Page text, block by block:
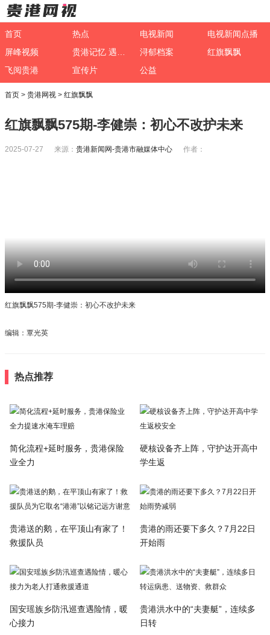
首页 热点 电视新闻
电视新闻点播
屏峰视频
浔郁档案
红旗飘飘
飞阅贵港
宣传片 公益
首页 > 贵港网视 > 红旗飘飘
红旗飘飘575期-李健崇：初心不改护未来
2025-07-27 来源： 贵港新闻网-贵港市融媒体中心 作者：
红旗飘飘575期-李健崇：初心不改护未来
编辑：覃光英
热点推荐
简化流程+延时服务，贵港保险
业全力
硬核设备齐上阵，守护达开高中
学生返
贵港送的鹅，在平顶山有家了！
救援队员
贵港的雨还要下多久？7月22日
开始雨
国安瑶族乡防汛巡查遇险情，暖
心接力
贵港洪水中的“夫妻艇”，连续多
日转